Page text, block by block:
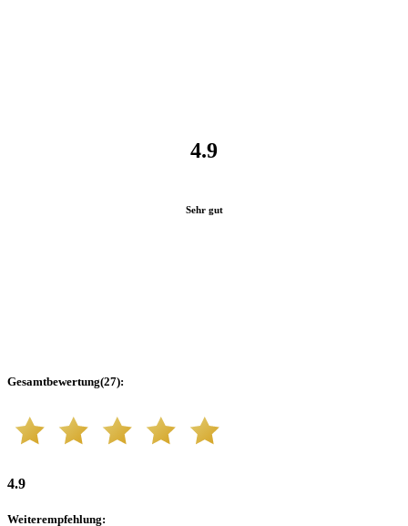
4.9
Sehr gut
Gesamtbewertung(27):
4.9
Weiterempfehlung: